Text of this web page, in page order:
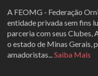
A FEOMG - Federação
entidade privada sem fins
parceria com seus Clubes,
o estado de Minas Gerais,
amadoristas... Saiba Mais